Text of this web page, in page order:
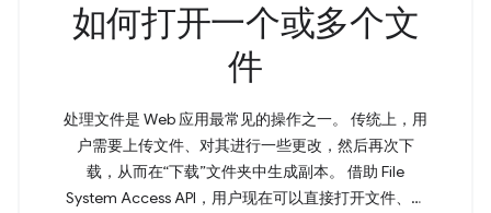
如何打开一个或多个文
件
处理文件是 Web 应用最常见的操作之一。 传统上，用
户需要上传文件、对其进行一些更改，然后再次下
载，从而在“下载”文件夹中生成副本。 借助 File
System Access API，用户现在可以直接打开文件、进